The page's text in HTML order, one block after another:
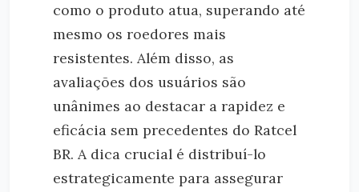
como o produto atua, superando até
mesmo os roedores mais
resistentes. Além disso, as
avaliações dos usuários são
unânimes ao destacar a rapidez e
eficácia sem precedentes do Ratcel
BR. A dica crucial é distribuí-lo
estrategicamente para assegurar